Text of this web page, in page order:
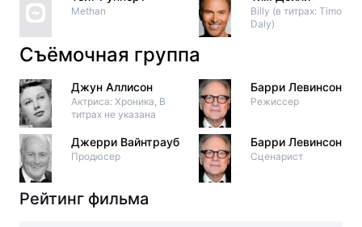
Methan
Billy (в титрах: Timothy
Daly)
Съёмочная группа
Джун Аллисон
Актриса: Хроника, В
титрах не указана
Джерри Вайнтрауб
Продюсер
Барри Левинсон
Режиссер
Барри Левинсон
Сценарист
Рейтинг фильма